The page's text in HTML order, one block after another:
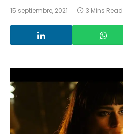
15 septiembre, 2021 3 Mins Read